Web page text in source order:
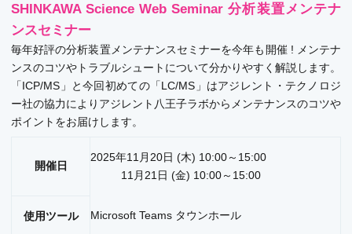
SHINKAWA Science Web Seminar 分析装置メンテナ
ンスセミナー
毎年好評の分析装置メンテナンスセミナーを今年も開催 ! メンテナ
ンスのコツやトラブルシュートについて分かりやすく解説します。
「ICP/MS」と今回初めての「LC/MS」はアジレント・テクノロジ
ー社の協力によりアジレント八王子ラボからメンテナンスのコツや
ポイントをお届けします。
開催日
2025年11月20日 (木) 10:00～15:00
11月21日 (金) 10:00～15:00
使用ツール Microsoft Teams タウンホール